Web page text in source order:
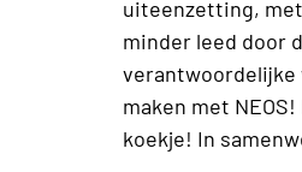
uiteenzetting,
minder leed door
verantwoordelijke
maken met
koekje! In